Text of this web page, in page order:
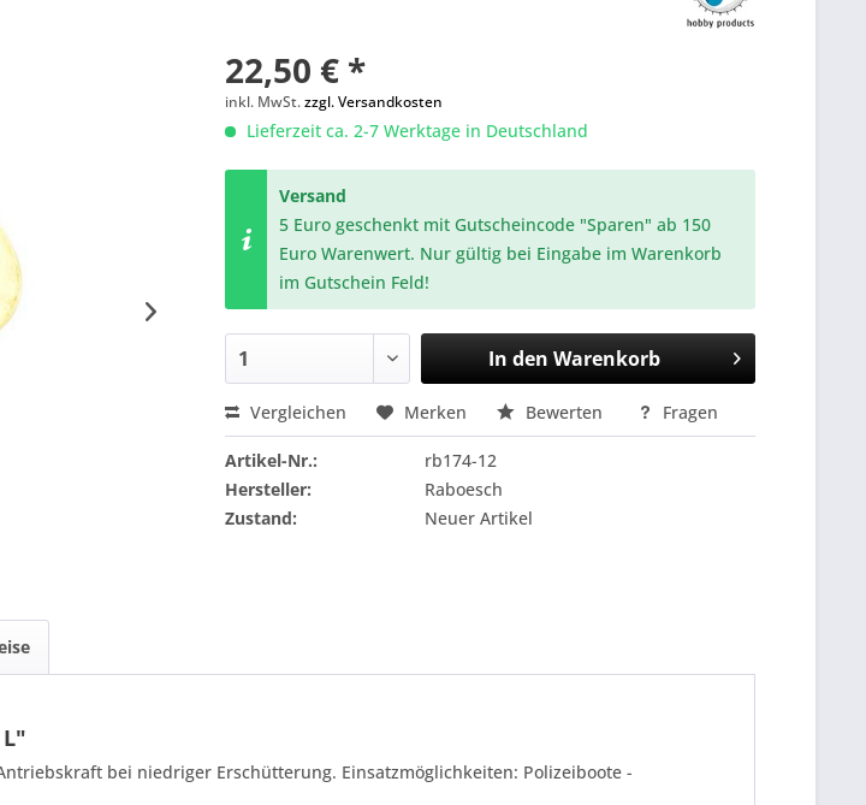
22,50 € *
inkl. MwSt.zzgl. Versandkosten
Lieferzeit ca. 2-7 Werktage in Deutschland
Versand
5 Euro geschenkt mit Gutscheincode "Sparen" ab 150
Euro Warenwert. Nur gültig bei Eingabe im Warenkorb
im Gutschein Feld!
In den Warenkorb
Vergleichen Merken Bewerten Fragen
Artikel-Nr.:
rb174-12
Hersteller:
Raboesch
Zustand:
Neuer Artikel
bei niedriger Erschütterung. Einsatzmöglichkeiten: Polizeiboote -